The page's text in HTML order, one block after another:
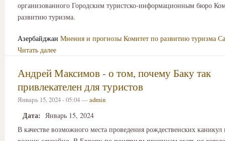
организованного Городским туристско-информационным бюро
развитию туризма.
Азербайджан Мнения и прогнозы Комитет по развитию туризма
Читать далее
Андрей Максимов - о том, почему Баку так
привлекателен для туристов
Январь 15, 2024 - 05:04 —admin
Дата: Январь 15, 2024
В качестве возможного места проведения рождественских каникул